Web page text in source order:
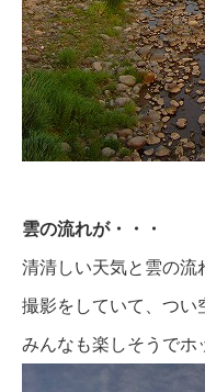
雲の流れが・・・
清清しい天気と雲の流
撮影をしていて、つい
みんなも楽しそうでホ